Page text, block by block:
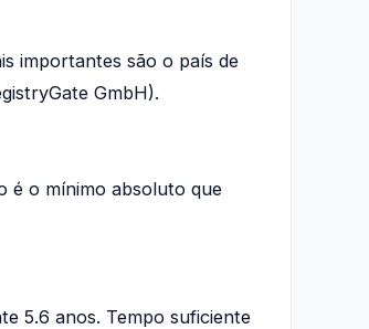
importantes são o país de
GmbH).
é o mínimo absoluto que
5.6 anos. Tempo suficiente